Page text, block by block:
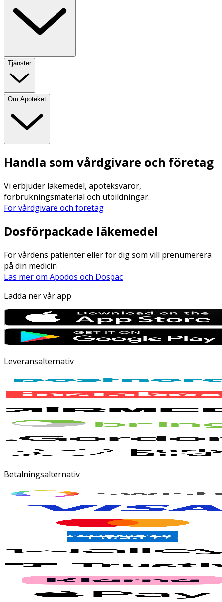
Tjänster
Om Apoteket
Handla som vårdgivare och företag
Vi erbjuder läkemedel, apoteksvaror,
förbrukningsmaterial och utbildningar.
För vårdgivare och företag
Dosförpackade läkemedel
För vårdens patienter eller för dig som vill prenumerera
på din medicin
Läs mer om Apodos och Dospac
Ladda ner vår app
Leveransalternativ
Betalningsalternativ